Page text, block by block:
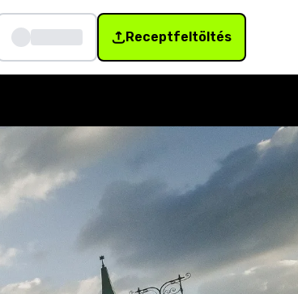
Receptfeltöltés